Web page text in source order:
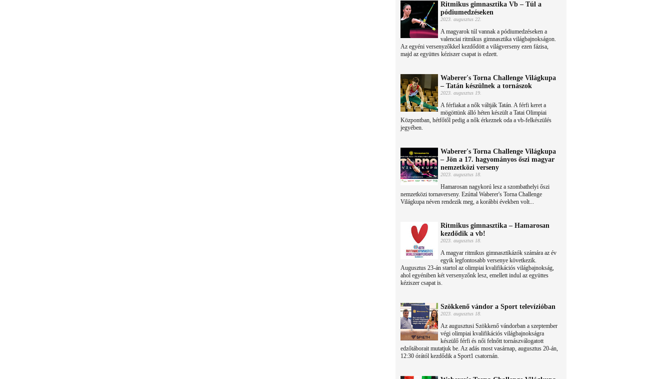
Ritmikus gimnasztika Vb – Túl a
pódiumedzéseken
2023. augusztus 22.
A magyarok túl vannak a pódiumedzéseken a
valenciai ritmikus gimnasztika világbajnokságon.
Az egyéni versenyzőkkel kezdődött a világverseny ezen fázisa,
majd az együttes kéziszer csapat is edzett.
Waberer's Torna Challenge Világkupa
– Tatán készülnek a tornászok
2023. augusztus 19.
A férfiakat a nők váltják Tatán. A férfi keret a
mögöttünk álló héten készült a Tatai Olimpiai
Központban, hétfőtől pedig a nők érkeznek oda a vb-felkészülés
jegyében.
Waberer's Torna Challenge Világkupa
– Jön a 17. hagyományos őszi magyar
nemzetközi verseny
2023. augusztus 18.
Hamarosan nagykorú lesz a szombathelyi őszi
nemzetközi tornaverseny. Ezúttal Waberer's Torna Challenge
Világkupa néven rendezik meg, a korábbi években volt...
Ritmikus gimnasztika – Hamarosan
kezdődik a vb!
2023. augusztus 18.
A magyar ritmikus gimnasztikázók számára az év
egyik legfontosabb versenye következik.
Augusztus 23-án startol az olimpiai kvalifikációs világbajnokság,
ahol egyéniben két versenyzőnk lesz, emellett indul az együttes
kéziszer csapat is.
Szökkenő vándor a Sport televízióban
2023. augusztus 18.
Az augusztusi Szökkenő vándorban a szeptember
végi olimpiai kvalifikációs világbajnokságra
készülő férfi és női felnőtt tornászválogatott
edzőtáborait mutatjuk be. Az adás most vasárnap, augusztus 20-án,
12:30 órától kezdődik a Sport1 csatornán.